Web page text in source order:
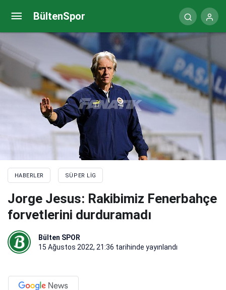
BültenSpor
HABERLER SÜPER LIG
Jorge Jesus: Rakibimiz Fenerbahçe
forvetlerini durduramadı
Bülten SPOR
15 Ağustos 2022, 21:36 tarihinde yayınlandı
Fenerbahçe’de Arda Güler iki gol birden attı